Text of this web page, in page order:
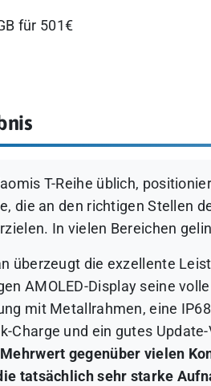
für 501€
T-Reihe üblich,
die an den richtigen Stellen
In vielen Bereichen
überzeugt die exzellente
AMOLED-Display seine
mit Metallrahmen, eine
Charge und ein gutes
gegenüber vielen
tatsächlich sehr starke